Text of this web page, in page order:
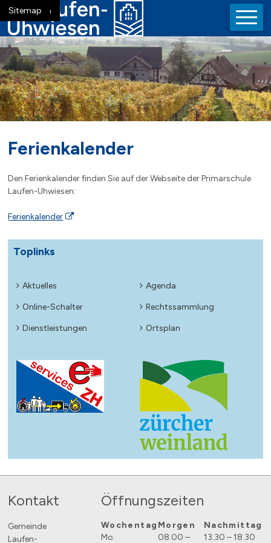
Navigieren in der Gemeinde
Schnellnavigation
Home
Navigation
Inhalt
Suche
Sitemap
Ferienkalender
Den Ferienkalender finden Sie auf der Webseite der Primarschule
Laufen-Uhwiesen:
Ferienkalender
Toplinks
Aktuelles
Online-Schalter
Dienstleistungen
Agenda
Rechtssammlung
Ortsplan
Footer
Kontakt
Gemeinde
Laufen-
Öffnungszeiten
Wochentag Morgen
Nachmittag
Mo.
08.00 – 13.30 – 18.30